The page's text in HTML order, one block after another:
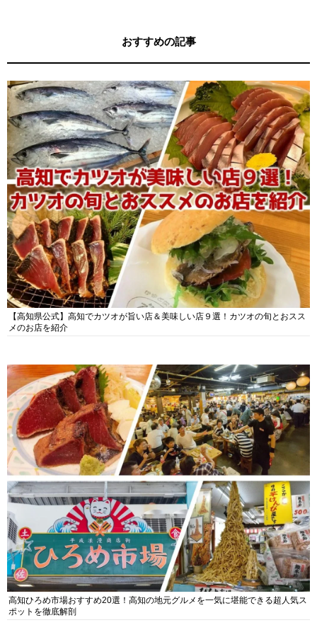
おすすめの記事
【高知県公式】高知でカツオが旨い店＆美味しい店９選！カツオの旬とおスス
メのお店を紹介
高知ひろめ市場おすすめ20選！高知の地元グルメを一気に堪能できる超人気ス
ポットを徹底解剖